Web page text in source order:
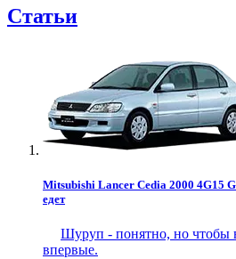
Статьи
Mitsubishi Lancer Cedia 2000 4G15
едет
Шуруп - понятно, но чтобы
впервые.